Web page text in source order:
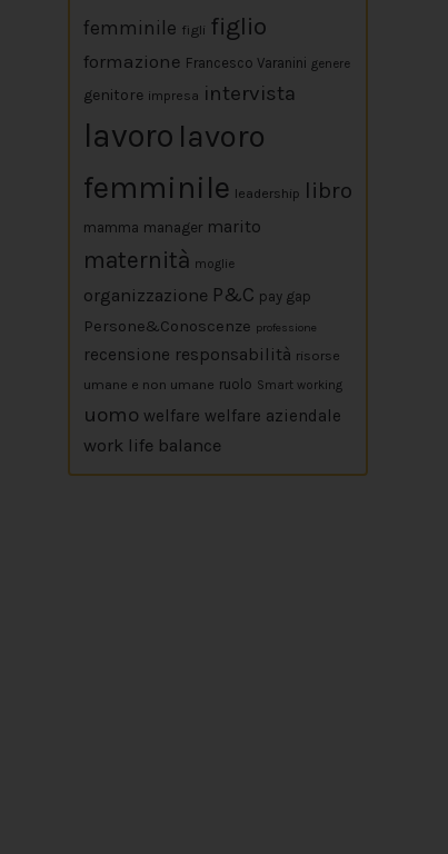
femminile figli figlio
formazione Francesco Varanini genere
genitore impresa intervista
lavoro lavoro
femminile leadership libro
mamma manager marito
maternità moglie
organizzazione P&C pay gap
Persone&Conoscenze professione
recensione responsabilità risorse
umane e non umane ruolo Smart working
uomo welfare welfare aziendale
work life balance